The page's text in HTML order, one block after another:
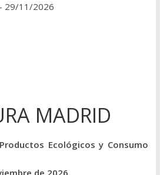
29/11/2026
MADRID
Ecológicos y Consumo